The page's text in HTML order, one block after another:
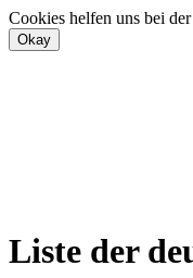
Cookies helfen uns bei
Liste der